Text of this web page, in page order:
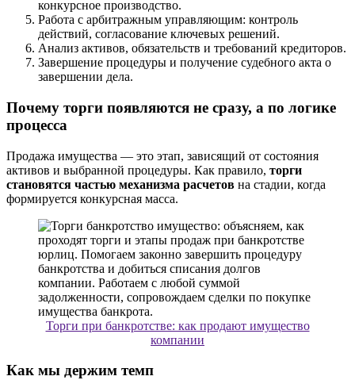
конкурсное производство.
Работа с арбитражным управляющим: контроль
действий, согласование ключевых решений.
Анализ активов, обязательств и требований кредиторов.
Завершение процедуры и получение судебного акта о
завершении дела.
Почему торги появляются не сразу, а по логике
процесса
Продажа имущества — это этап, зависящий от состояния
активов и выбранной процедуры. Как правило, торги
становятся частью механизма расчетов на стадии, когда
формируется конкурсная масса.
Торги при банкротстве: как продают имущество
компании
Как мы держим темп